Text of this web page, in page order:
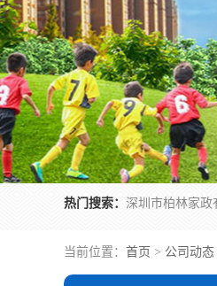
热门搜索：
当前位置： 首页 > 公司动态